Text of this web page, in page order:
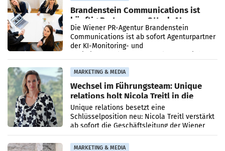
Brandenstein Communications ist
künftig Partner von OtterlyAI
Die Wiener PR-Agentur Brandenstein
Communications ist ab sofort Agenturpartner
der KI-Monitoring- und
MARKETING & MEDIA
Wechsel im Führungsteam: Unique
relations holt Nicola Treitl in die
Geschäftsleitung
Unique relations besetzt eine
Schlüsselposition neu: Nicola Treitl verstärkt
ab sofort die Geschäftsleitung der Wiener
PR-Agentur an der Seite von Josef Kalina und
Anna Kalina-Mahr.
MARKETING & MEDIA